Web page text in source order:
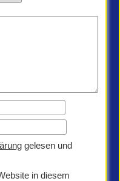
gelesen und
in diesem